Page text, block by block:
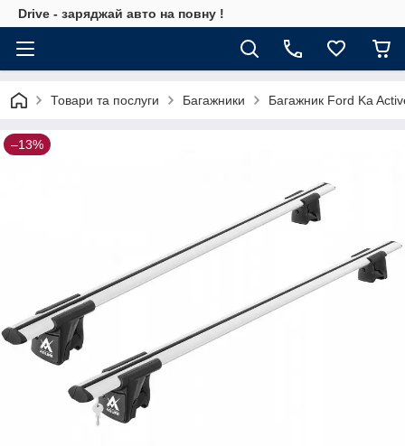
Drive - заряджай авто на повну !
Товари та послуги Багажники Багажник Ford Ka
–13%